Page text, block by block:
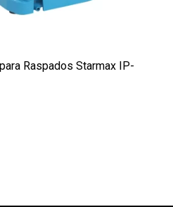
Raspados Starmax IP-